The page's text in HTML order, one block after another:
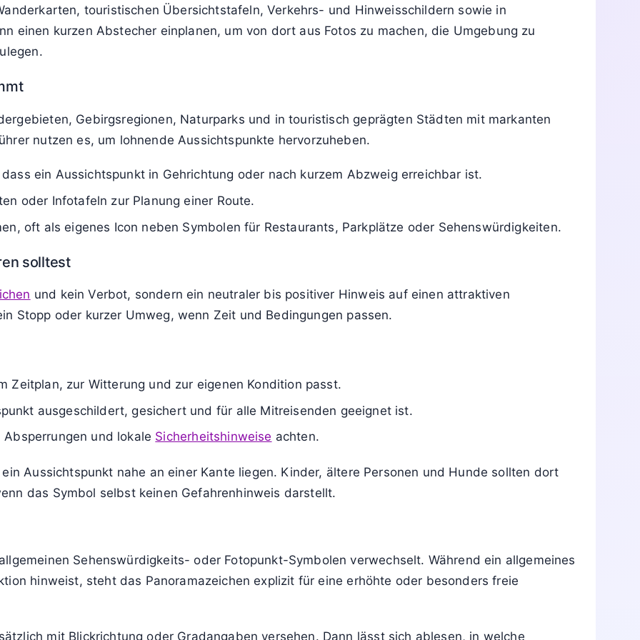
touristischen Übersichtstafeln, Verkehrs- und Hinweisschildern sowie in
einen kurzen Abstecher einplanen, um von dort aus Fotos zu machen, die Umgebung zu
Gebirgsregionen, Naturparks und in touristisch geprägten Städten mit markanten
nutzen es, um lohnende Aussichtspunkte hervorzuheben.
ein Aussichtspunkt in Gehrichtung oder nach kurzem Abzweig erreichbar ist.
oder Infotafeln zur Planung einer Route.
oft als eigenes Icon neben Symbolen für Restaurants, Parkplätze oder Sehenswürdigkeiten.
solltest
und kein Verbot, sondern ein neutraler bis positiver Hinweis auf einen attraktiven
Stopp oder kurzer Umweg, wenn Zeit und Bedingungen passen.
Zeitplan, zur Witterung und zur eigenen Kondition passt.
ausgeschildert, gesichert und für alle Mitreisenden geeignet ist.
und lokale Sicherheitshinweise achten.
Aussichtspunkt nahe an einer Kante liegen. Kinder, ältere Personen und Hunde sollten dort
das Symbol selbst keinen Gefahrenhinweis darstellt.
Sehenswürdigkeits- oder Fotopunkt-Symbolen verwechselt. Während ein allgemeines
hinweist, steht das Panoramazeichen explizit für eine erhöhte oder besonders freie
mit Blickrichtung oder Gradangaben versehen. Dann lässt sich ablesen, in welche